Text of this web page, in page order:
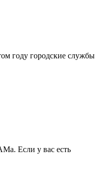
году городские службы
Если у вас есть